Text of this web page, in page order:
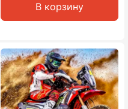
В корзину